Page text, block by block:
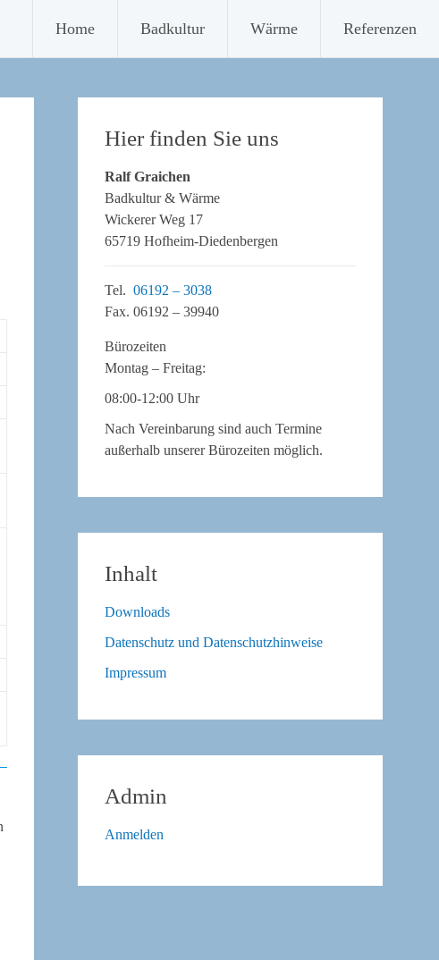
Home Badkultur Wärme Referenzen
Hier finden Sie uns
Ralf Graichen
Badkultur & Wärme
Wickerer Weg 17
65719 Hofheim-Diedenbergen
Tel. 06192 – 3038
Fax. 06192 – 39940
Bürozeiten
Montag – Freitag:
08:00-12:00 Uhr
Nach Vereinbarung sind auch Termine
außerhalb unserer Bürozeiten möglich.
Inhalt
Downloads
Datenschutz und Datenschutzhinweise
Impressum
Admin
Anmelden